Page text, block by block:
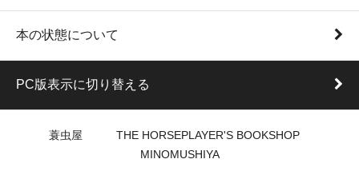
本の状態について
PC版表示に切り替える
蓑虫屋 THE HORSEPLAYER'S BOOKSHOP
MINOMUSHIYA